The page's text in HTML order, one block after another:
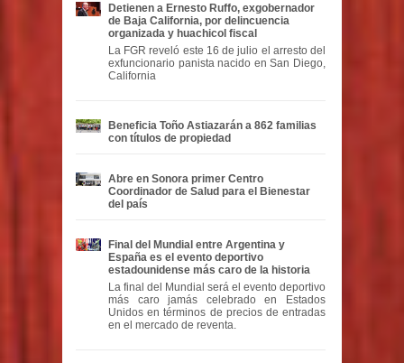
Detienen a Ernesto Ruffo, exgobernador
de Baja California, por delincuencia
organizada y huachicol fiscal
La FGR reveló este 16 de julio el arresto del
exfuncionario panista nacido en San Diego,
California
Beneficia Toño Astiazarán a 862 familias
con títulos de propiedad
Abre en Sonora primer Centro
Coordinador de Salud para el Bienestar
del país
Final del Mundial entre Argentina y
España es el evento deportivo
estadounidense más caro de la historia
La final del Mundial será el evento deportivo
más caro jamás celebrado en Estados
Unidos en términos de precios de entradas
en el mercado de reventa.